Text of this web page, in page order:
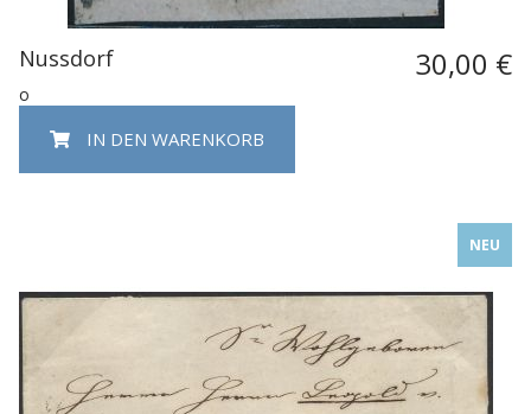
Nussdorf 30,00 €
o
IN DEN WARENKORB
NEU